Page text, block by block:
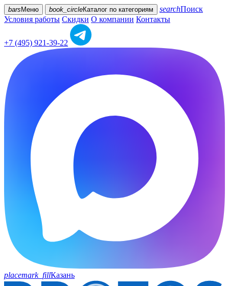
bars Меню book_circleКаталог по категориям searchПоиск
Условия работы Скидки О компании Контакты
+7 (495) 921-39-22
placemark_fillКазань